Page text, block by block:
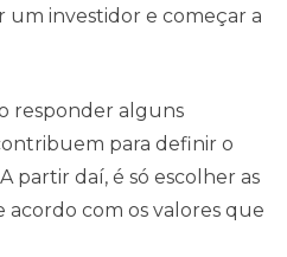
um investidor e começar a
responder alguns
para definir o
partir daí, é só escolher as
acordo com os valores que